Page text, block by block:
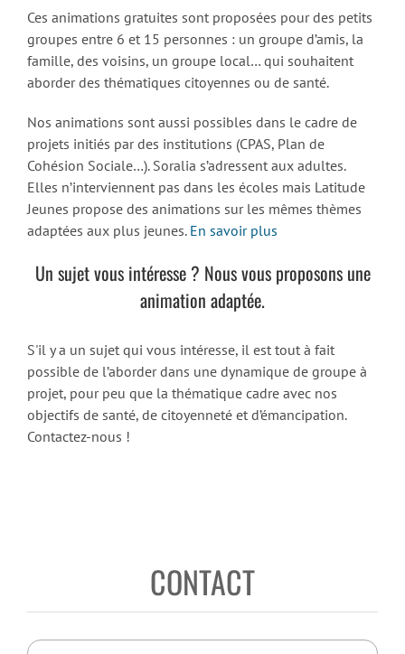
Ces animations gratuites sont proposées pour des petits
groupes entre 6 et 15 personnes : un groupe d’amis, la
famille, des voisins, un groupe local… qui souhaitent
aborder des thématiques citoyennes ou de santé.
Nos animations sont aussi possibles dans le cadre de
projets initiés par des institutions (CPAS, Plan de
Cohésion Sociale…). Soralia s’adressent aux adultes.
Elles n’interviennent pas dans les écoles mais Latitude
Jeunes propose des animations sur les mêmes thèmes
adaptées aux plus jeunes. En savoir plus
Un sujet vous intéresse ? Nous vous proposons une
animation adaptée.
S'il y a un sujet qui vous intéresse, il est tout à fait
possible de l’aborder dans une dynamique de groupe à
projet, pour peu que la thématique cadre avec nos
objectifs de santé, de citoyenneté et d’émancipation.
Contactez-nous !
CONTACT